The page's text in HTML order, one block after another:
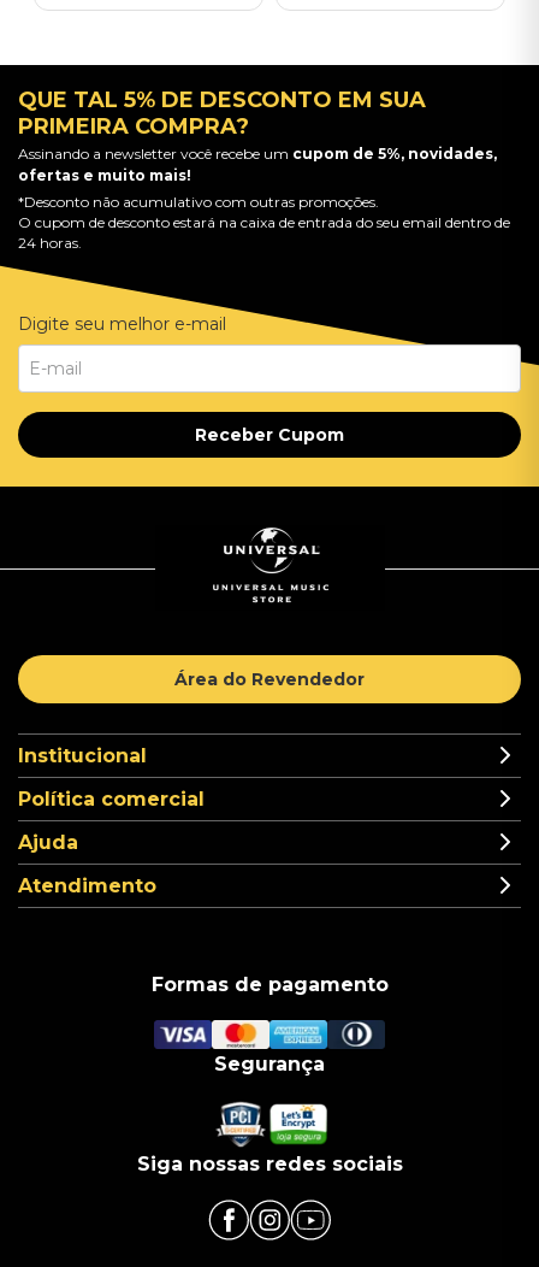
QUE TAL 5% DE DESCONTO EM SUA
PRIMEIRA COMPRA?
Assinando a newsletter você recebe um cupom de 5%, novidades,
ofertas e muito mais!
*Desconto não acumulativo com outras promoções.
O cupom de desconto estará na caixa de entrada do seu email dentro de
24 horas.
Digite seu melhor e-mail
Receber Cupom
Área do Revendedor
Institucional
Política comercial
Ajuda
Atendimento
Formas de pagamento
Segurança
Siga nossas redes sociais